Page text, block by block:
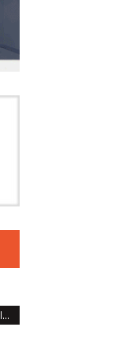
VENTASSO, SÌ ALLA CITTADINANZA ONORARIA A IVA ZANICCHI. MA BARGIACCHI: “È DI PESSIMO GUSTO”